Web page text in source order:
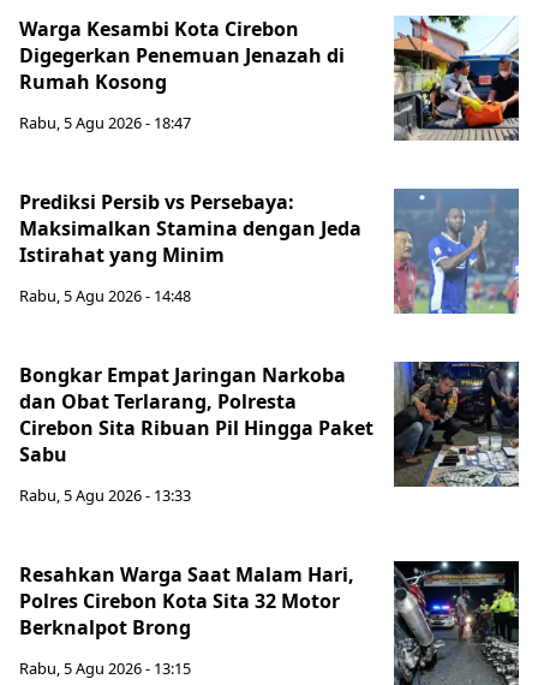
Warga Kesambi Kota Cirebon
Digegerkan Penemuan Jenazah di
Rumah Kosong
Rabu, 5 Agu 2026 - 18:47
Prediksi Persib vs Persebaya:
Maksimalkan Stamina dengan Jeda
Istirahat yang Minim
Rabu, 5 Agu 2026 - 14:48
Bongkar Empat Jaringan Narkoba
dan Obat Terlarang, Polresta
Cirebon Sita Ribuan Pil Hingga Paket
Sabu
Rabu, 5 Agu 2026 - 13:33
Resahkan Warga Saat Malam Hari,
Polres Cirebon Kota Sita 32 Motor
Berknalpot Brong
Rabu, 5 Agu 2026 - 13:15